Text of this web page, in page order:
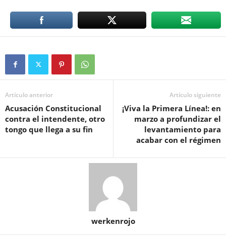
Artículo anterior
Acusación Constitucional
contra el intendente, otro
tongo que llega a su fin
Artículo siguiente
¡Viva la Primera Línea!: en
marzo a profundizar el
levantamiento para
acabar con el régimen
werkenrojo